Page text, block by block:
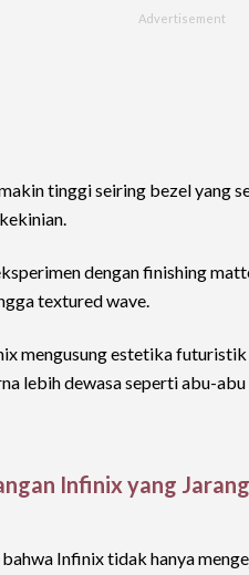
tinggi seiring bezel yang
dengan finishing
textured wave.
mengusung estetika
lebih dewasa seperti abu-
Infinix yang
Infinix tidak hanya